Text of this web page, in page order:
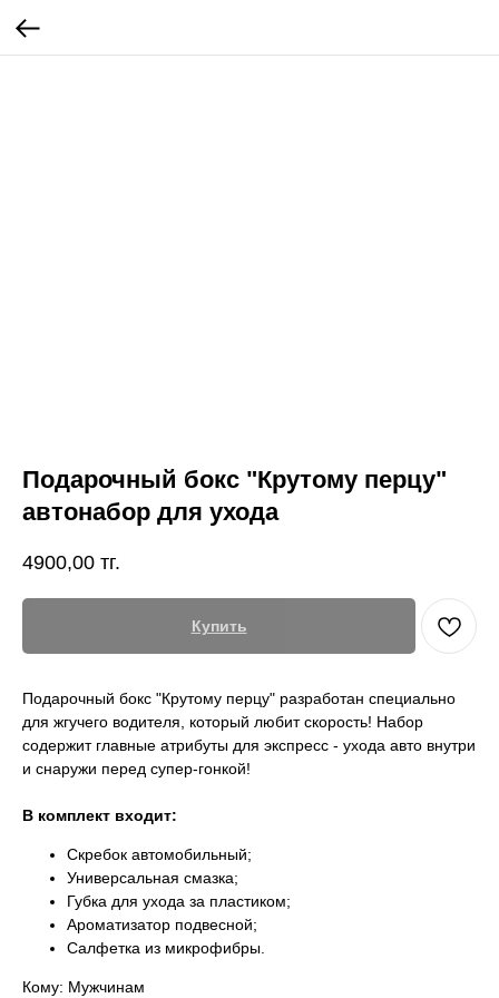
Подарочный бокс "Крутому перцу"
автонабор для ухода
4900,00 тг.
Купить
Подарочный бокс "Крутому перцу" разработан специально
для жгучего водителя, который любит скорость! Набор
содержит главные атрибуты для экспресс - ухода авто внутри
и снаружи перед супер-гонкой!
В комплект входит:
Скребок автомобильный;
Универсальная смазка;
Губка для ухода за пластиком;
Ароматизатор подвесной;
Салфетка из микрофибры.
Кому: Мужчинам